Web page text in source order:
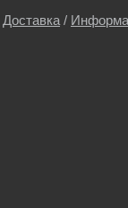
Доставка /